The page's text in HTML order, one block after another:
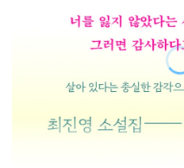
하고 이 세계를 “망하도록 두지
희망하게 할 것이다.